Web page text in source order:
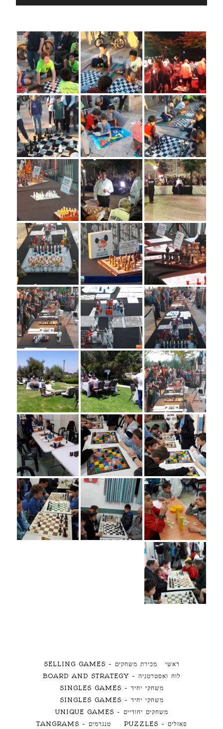
ראשי
מכירת משחקים – SELLING GAMES
לוח ואסטרטגיה – BOARD AND STRATEGY
משחקי יחיד – SINGLES GAMES
משחקי יחיד – SINGLES GAMES
משחקים יחודיים – UNIQUE GAMES
פאזלים – PUZZLES
טנגרמים – TANGRAMS